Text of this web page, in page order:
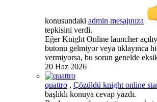
konusundaki admin mesajınıza
tepkisini verdi.
Eğer Knight Online launcher
butonu gelmiyor veya tıklayınca
vermiyorsa, bu sorun genelde
20 Haz 2026
quattro , Çözüldü knight online
başlıklı konuya cevap yazdı.